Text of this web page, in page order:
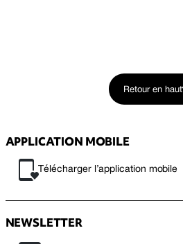
Retour en haut
APPLICATION MOBILE
Télécharger l’application mobile
NEWSLETTER